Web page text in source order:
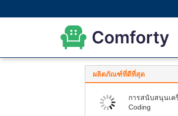
ผลิตภัณฑ์ที่ดีที่สุด
การสนับสนุนเค
Coding